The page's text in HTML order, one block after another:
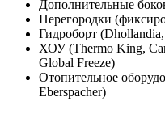
Дополнительные
Перегородки
Гидроборт
ХОУ (Thermo King,
Global Freeze)
Отопительное
Eberspacher)